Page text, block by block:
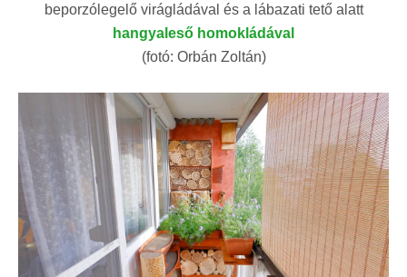
beporzólegelő virágládával és a lábazati tető alatt
hangyaleső homokládával
(fotó: Orbán Zoltán)